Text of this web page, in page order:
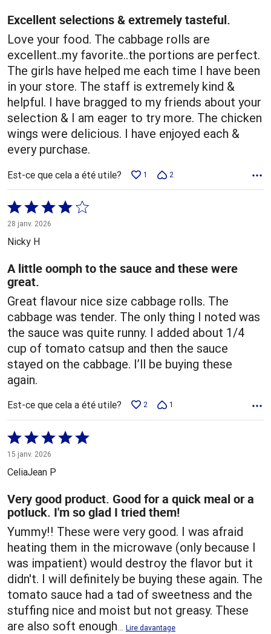
Excellent selections & extremely tasteful.
Love your food. The cabbage rolls are
excellent..my favorite..the portions are perfect.
The girls have helped me each time I have been
in your store. The staff is extremely kind &
helpful. I have bragged to my friends about your
selection & I am eager to try more. The chicken
wings were delicious. I have enjoyed each &
every purchase.
Est-ce que cela a été utile? 1 2
Coté
4 sur
5
28 janv. 2026
Nicky H
A little oomph to the sauce and these were
great.
Great flavour nice size cabbage rolls. The
cabbage was tender. The only thing I noted was
the sauce was quite runny. I added about 1/4
cup of tomato catsup and then the sauce
stayed on the cabbage. I’ll be buying these
again.
Est-ce que cela a été utile? 2 1
Coté
5 sur
5
15 janv. 2026
CeliaJean P
Very good product. Good for a quick meal or a
potluck. I'm so glad I tried them!
Yummy!! These were very good. I was afraid
heating them in the microwave (only because I
was impatient) would destroy the flavor but it
didn't. I will definitely be buying these again. The
tomato sauce had a tad of sweetness and the
stuffing nice and moist but not greasy. These
are also soft enough… Lire davantage